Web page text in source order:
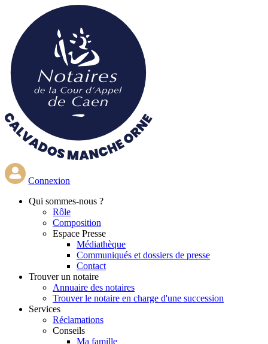
contenu
principal
Connexion
Qui sommes-nous ?
Rôle
Composition
Espace Presse
Médiathèque
Communiqués et dossiers de presse
Contact
Trouver un notaire
Annuaire des notaires
Trouver le notaire en charge d'une succession
Services
Réclamations
Conseils
Ma famille